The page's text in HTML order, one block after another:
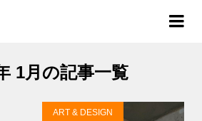
1月の記事一覧
ART & DESIGN